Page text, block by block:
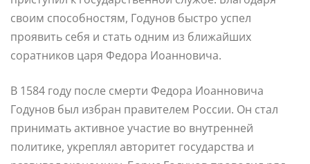
своим способностям, Годунов быстро успел
проявить себя и стать одним из ближайших
соратников царя Федора Иоанновича.
В 1584 году после смерти Федора Иоанновича
Годунов был избран правителем России. Он стал
принимать активное участие во внутренней
политике, укреплял авторитет государства и